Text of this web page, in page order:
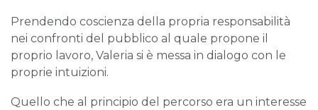
Prendendo coscienza della propria responsabilità
nei confronti del pubblico al quale propone il
proprio lavoro, Valeria si è messa in dialogo con le
proprie intuizioni.
Quello che al principio del percorso era un interesse